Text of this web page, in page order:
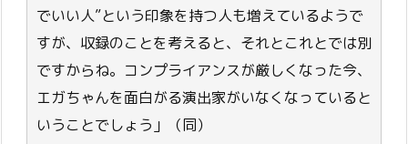
でいい人”という印象を持つ人も増えているようで
すが、収録のことを考えると、それとこれとでは別
ですからね。コンプライアンスが厳しくなった今、
エガちゃんを面白がる演出家がいなくなっていると
いうことでしょう」（同）